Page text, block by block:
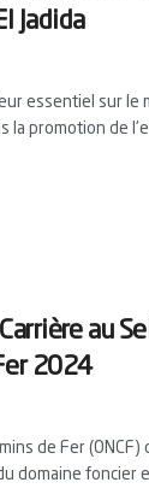
Jadida
essentiel sur le
la promotion de
au
2024
de Fer
domaine foncier